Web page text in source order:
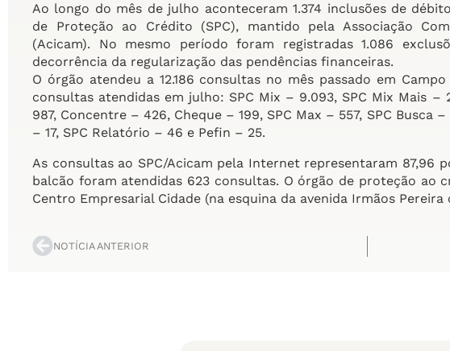
Ao longo do mês de julho aconteceram 1.374 inclusões de
de Proteção ao Crédito (SPC), mantido pela Associação
(Acicam). No mesmo período foram registradas 1.086
decorrência da regularização das pendências financeiras.
O órgão atendeu a 12.186 consultas no mês passado em
consultas atendidas em julho: SPC Mix – 9.093, SPC Mix Mais –
987, Concentre – 426, Cheque – 199, SPC Max – 557, SPC Busca
– 17, SPC Relatório – 46 e Pefin – 25.
As consultas ao SPC/Acicam pela Internet representaram 87,96
balcão foram atendidas 623 consultas. O órgão de proteção ao
Centro Empresarial Cidade (na esquina da avenida Irmãos
NOTÍCIA ANTERIOR